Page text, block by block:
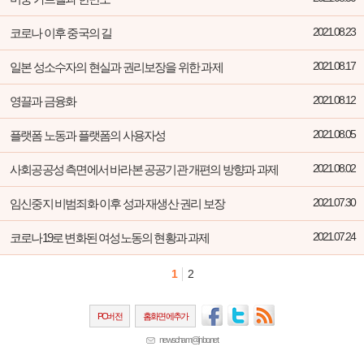
코로나 이후 중국의 길 2021.08.23
일본 성소수자의 현실과 권리보장을 위한 과제 2021.08.17
영끌과 금융화 2021.08.12
플랫폼 노동과 플랫폼의 사용자성 2021.08.05
사회공공성 측면에서 바라본 공공기관 개편의 방향과 과제 2021.08.02
임신중지 비범죄화 이후 성과 재생산 권리 보장 2021.07.30
코로나19로 변화된 여성노동의 현황과 과제 2021.07.24
1 2
PC버전 홈화면에추가
newscham@jinbo.net